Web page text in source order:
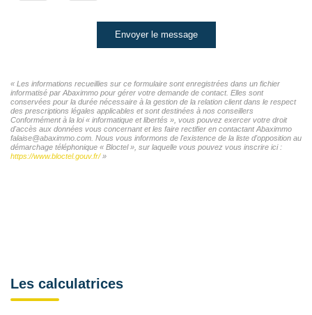
Envoyer le message
« Les informations recueillies sur ce formulaire sont enregistrées dans un fichier
informatisé par Abaximmo pour gérer votre demande de contact. Elles sont
conservées pour la durée nécessaire à la gestion de la relation client dans le respect
des prescriptions légales applicables et sont destinées à nos conseillers
Conformément à la loi « informatique et libertés », vous pouvez exercer votre droit
d'accès aux données vous concernant et les faire rectifier en contactant Abaximmo
falaise@abaximmo.com. Nous vous informons de l'existence de la liste d'opposition au
démarchage téléphonique « Bloctel », sur laquelle vous pouvez vous inscrire ici :
https://www.bloctel.gouv.fr/»
Les calculatrices